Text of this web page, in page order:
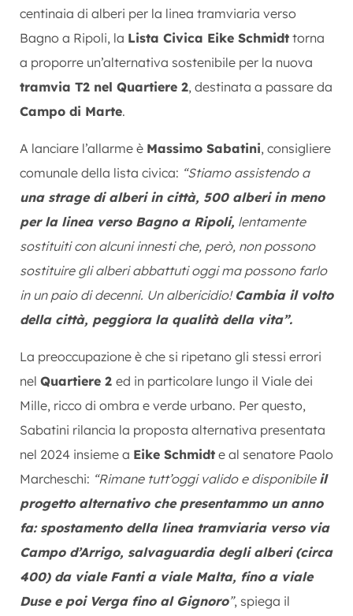
centinaia di alberi per la linea tramviaria verso
Bagno a Ripoli, la Lista Civica Eike Schmidt torna
a proporre un’alternativa sostenibile per la nuova
tramvia T2 nel Quartiere 2, destinata a passare da
Campo di Marte.
A lanciare l’allarme è Massimo Sabatini, consigliere
comunale della lista civica: “Stiamo assistendo a
una strage di alberi in città, 500 alberi in meno
per la linea verso Bagno a Ripoli, lentamente
sostituiti con alcuni innesti che, però, non possono
sostituire gli alberi abbattuti oggi ma possono farlo
in un paio di decenni. Un albericidio! Cambia il volto
della città, peggiora la qualità della vita”.
La preoccupazione è che si ripetano gli stessi errori
nel Quartiere 2 ed in particolare lungo il Viale dei
Mille, ricco di ombra e verde urbano. Per questo,
Sabatini rilancia la proposta alternativa presentata
nel 2024 insieme a Eike Schmidt e al senatore Paolo
Marcheschi: “Rimane tutt’oggi valido e disponibile il
progetto alternativo che presentammo un anno
fa: spostamento della linea tramviaria verso via
Campo d’Arrigo, salvaguardia degli alberi (circa
400) da viale Fanti a viale Malta, fino a viale
Duse e poi Verga fino al Gignoro”, spiega il